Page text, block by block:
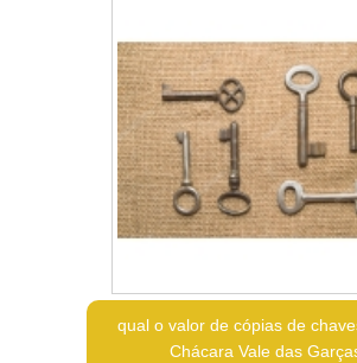
qual o valor de cópias de
Chácara Vale das